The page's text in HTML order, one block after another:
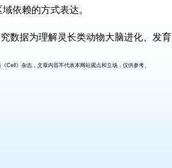
依赖的方式表达。
数据为理解灵长类动物大脑进化、发
Cell》杂志，文章内容不代表本网站观点和立场，仅供参考。